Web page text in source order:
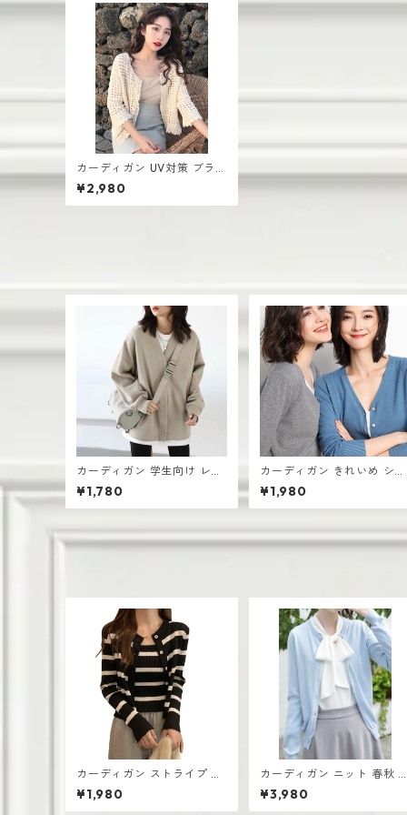
カーディガン UV対策 ブラウ
ス ショール 薄手 ショートセ
ーター ホローレース
¥2,980
カーディガン 学生向け レデ
ィース 無地デザイン 高見え
おしゃれ vネック
¥1,780
カーディガン きれいめ ショ
ート丈 レディース 羽織り
量 無地デザイン ニット
¥1,980
カーディガン ストライプ ツ
ーピース セーター 韓国 ラウ
ンドネック 長袖 カジュアル
¥1,980
カーディガン ニット 春秋 薄
手 ラウンドネック トップコ
ットン
¥3,980